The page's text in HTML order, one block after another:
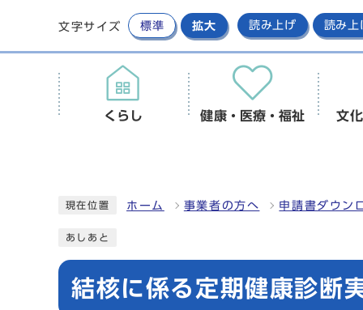
文字サイズ 標準 拡大 読み上げ 読み上
くらし 健康・医療・福祉 文
現在位置 ホーム 事業者の方へ 申請書ダウン
あしあと
結核に係る定期健康診断